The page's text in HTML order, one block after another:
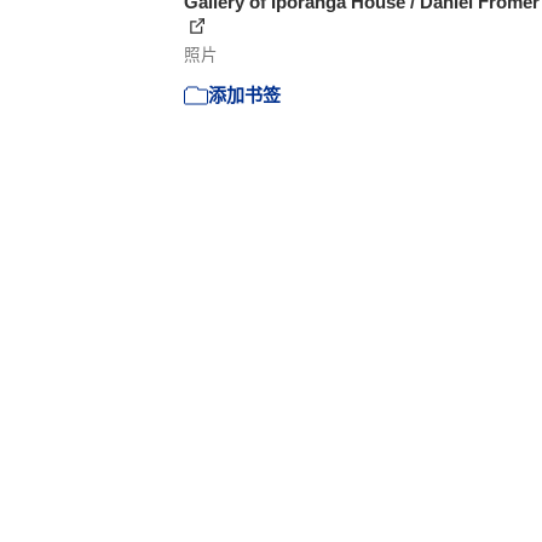
照片
添加书签